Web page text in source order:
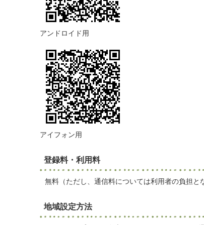
アンドロイド用
アイフォン用
登録料・利用料
無料（ただし、通信料については利用者の負担と
地域設定方法